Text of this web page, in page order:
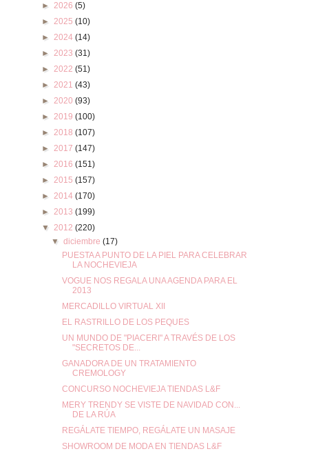
► 2026 (5)
► 2025 (10)
► 2024 (14)
► 2023 (31)
► 2022 (51)
► 2021 (43)
► 2020 (93)
► 2019 (100)
► 2018 (107)
► 2017 (147)
► 2016 (151)
► 2015 (157)
► 2014 (170)
► 2013 (199)
▼ 2012 (220)
▼diciembre(17)
PUESTA A PUNTO DE LA PIEL PARA CELEBRAR
LA NOCHEVIEJA
VOGUE NOS REGALA UNA AGENDA PARA EL
2013
MERCADILLO VIRTUAL XII
EL RASTRILLO DE LOS PEQUES
UN MUNDO DE "PIACERI" A TRAVÉS DE LOS
"SECRETOS DE...
GANADORA DE UN TRATAMIENTO
CREMOLOGY
CONCURSO NOCHEVIEJA TIENDAS L&F
MERY TRENDY SE VISTE DE NAVIDAD CON...
DE LA RÚA
REGÁLATE TIEMPO, REGÁLATE UN MASAJE
SHOWROOM DE MODA EN TIENDAS L&F